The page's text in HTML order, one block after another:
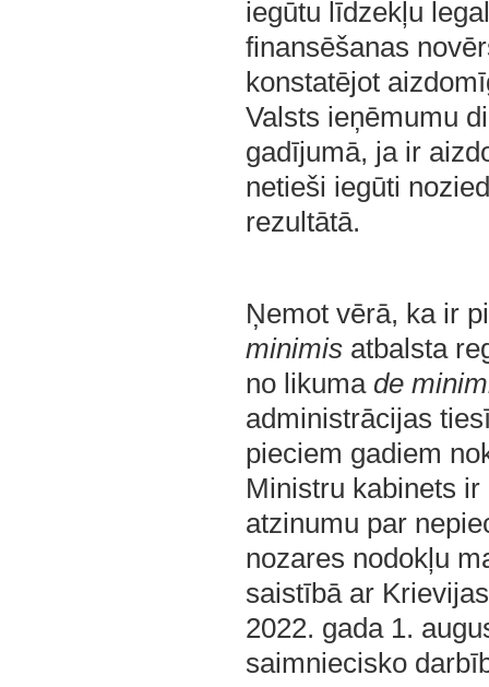
iegūtu līdzekļu
finansēšanas
konstatējot
Valsts ieņēmumu
gadījumā, ja ir
netieši iegūti
rezultātā.
Ņemot vērā, ka ir
minimis atbalsta
no likuma de
administrācijas
pieciem gadiem
Ministru kabinets
atzinumu par
nozares nodokļu
saistībā ar
2022. gada 1.
saimniecisko